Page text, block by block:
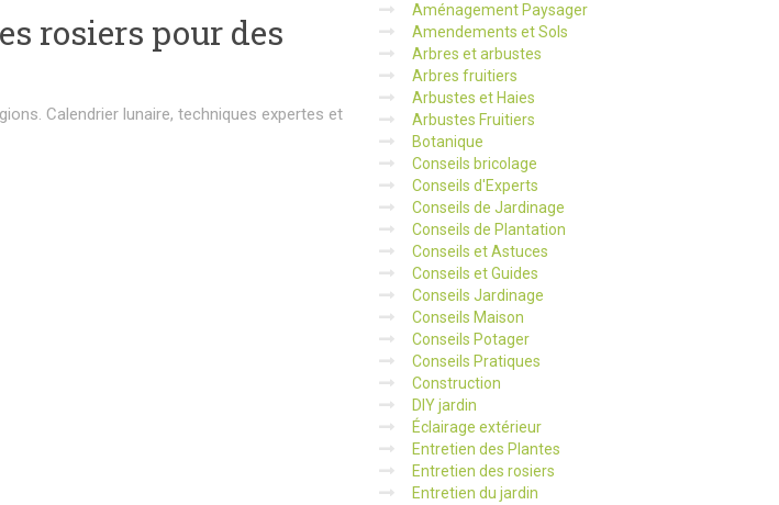
rosiers pour des
Calendrier lunaire, techniques expertes et
Aménagement Paysager
Amendements et Sols
Arbres et arbustes
Arbres fruitiers
Arbustes et Haies
Arbustes Fruitiers
Botanique
Conseils bricolage
Conseils d'Experts
Conseils de Jardinage
Conseils de Plantation
Conseils et Astuces
Conseils et Guides
Conseils Jardinage
Conseils Maison
Conseils Potager
Conseils Pratiques
Construction
DIY jardin
Éclairage extérieur
Entretien des Plantes
Entretien des rosiers
Entretien du jardin